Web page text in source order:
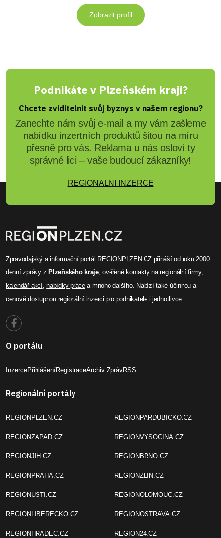
Zobrazit profil
Podnikáte v Plzeňském kraji?
Chcete zviditelnit svůj byznys v našem regionu?
Zanechte nám svůj e-mail a my vám zašleme
nabídku inzertních produktů šitou na míru
přesně pro vás. Reklama u nás osloví ty
správné lidi – vaše budoucí zákazníky!
REGIONÁLNÍ INZERCE
Zpravodajský a informační portál REGIONPLZEN.CZ přináší od roku 2000
denní zprávyz Plzeňského kraje, ověřené kontakty na regionální firmy,
kalendář akcí,nabídky prácea mnoho dalšího. Nabízí také účinnou a
cenově dostupnou regionální inzerci pro podnikatele i jednotlivce.
O portálu
InzercePřihlášeníRegistraceArchiv ZprávRSS
Regionální portály
REGIONPLZEN.CZ
REGIONZAPAD.CZ
REGIONJIH.CZ
REGIONPRAHA.CZ
REGIONUSTI.CZ
REGIONLIBERECKO.CZ
REGIONHRADEC.CZ
REGIONPARDUBICKO.CZ
REGIONVYSOCINA.CZ
REGIONBRNO.CZ
REGIONZLIN.CZ
REGIONOLOMOUC.CZ
REGIONOSTRAVA.CZ
REGION24.CZ